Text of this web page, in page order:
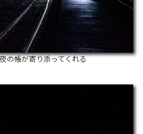
の帳が寄り添ってくれる